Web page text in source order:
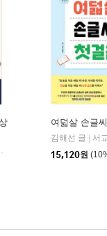
규 그림
아울북
여덟살 손글
김해선 글
서
15,120원